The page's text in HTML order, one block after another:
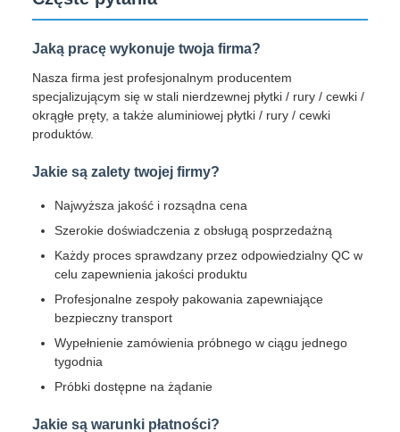
Jaką pracę wykonuje twoja firma?
Nasza firma jest profesjonalnym producentem
specjalizującym się w stali nierdzewnej płytki / rury / cewki /
okrągłe pręty, a także aluminiowej płytki / rury / cewki
produktów.
Jakie są zalety twojej firmy?
Najwyższa jakość i rozsądna cena
Szerokie doświadczenia z obsługą posprzedażną
Każdy proces sprawdzany przez odpowiedzialny QC w
celu zapewnienia jakości produktu
Profesjonalne zespoły pakowania zapewniające
bezpieczny transport
Wypełnienie zamówienia próbnego w ciągu jednego
tygodnia
Próbki dostępne na żądanie
Jakie są warunki płatności?